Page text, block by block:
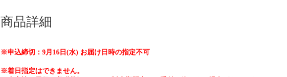
商品詳細
※申込締切：9月16日(水) お届け日時の指定不可
※着日指定はできません。